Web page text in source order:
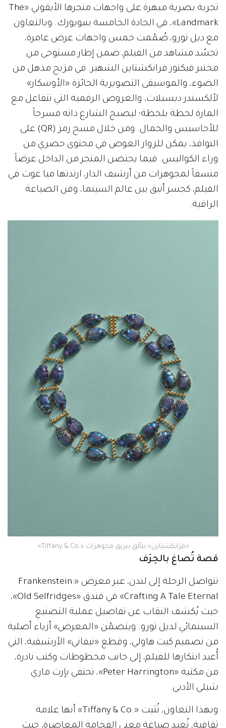
تجربة بصرية مبهرة على واجهات متجرها الأيقوني «The
Landmark»، في الجادة الخامسة بنيويورك. وبالتعاون
مع ديل تورو، صُمّمت خمس واجهات عرض غامرة،
تجسّد مشاهد من الفيلم، ضمن إطار مستوحى من
مختبر فيكتور فرانكشتاين الشهير. في مزيج مذهل من
الضوء، والموسيقى التصويرية الحائزة «الأوسكار»
لألكسندر ديسبلات، والعروض الرقمية التي تتفاعل مع
المارة لحظة بلحظة؛ ليصبح الشارع ذاته مسرحاً
للأحاسيس والجمال. ومن خلال مسح رمز (QR) على
النوافذ، يمكن للزوار الغوص في محتوى حصري من
وراء الكواليس. فيما يحتضن المتجر من الداخل عرضاً
منسقاً لمجوهرات من أرشيف الدار، ارتدتها ميا غوث في
الفيلم، كجسر أنيق بين عالم السينما، وفن الصياغة
الراقية.
«فرانكشتاين» يتألق ببريق مجوهرات «.Tiffany & Co»
قصة تُصاغ بالحِرَف
تتواصل الرحلة إلى لندن، عبر معرض «Frankenstein:
Crafting A Tale Eternal» في فندق «Old Selfridges»،
حيث يُكشف النقاب عن تفاصيل عملية التصنيع
السينمائي لديل تورو. ويتضمّن «المعرض» أزياء أصلية
من تصميم كيت هاولي، وقطع «تيفاني» الأرشيفية، التي
أُعيد ابتكارها للفيلم، إلى جانب مخطوطات وكتب نادرة،
من مكتبة «Peter Harrington»، تحتفي بإرث ماري
شيلي الأدبي.
وبهذا التعاون، تُثبت «.Tiffany & Co» أنها علامة
ثقافية، تُعيد صياغة معنى الفخامة المعاصرة، حيث